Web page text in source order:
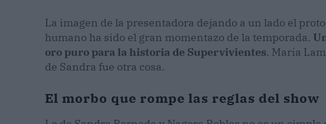
La imagen de la presentadora dejando a un lado el
humano ha sido el gran momentazo de la temporada.
oro puro para la historia de Supervivientes. María
de Sandra fue otra cosa.
El morbo que rompe las reglas del show